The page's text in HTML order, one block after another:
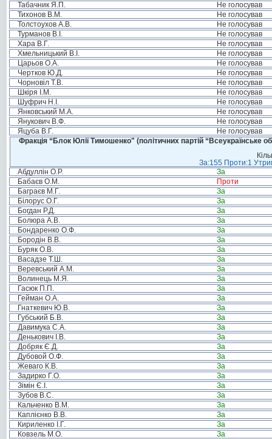
Табачник Я.П.
Не голосував
Тихонов В.М.
Не голосував
Толстоухов А.В.
Не голосував
Турманов В.І.
Не голосував
Хара В.Г.
Не голосував
Хмельницький В.І.
Не голосував
Царьов О.А.
Не голосував
Чертков Ю.Д.
Не голосував
Чорновіл Т.В.
Не голосував
Шкіря І.М.
Не голосував
Шуфрич Н.І.
Не голосував
Янковський М.А.
Не голосував
Янукович В.Ф.
Не голосував
Яцуба В.Г.
Не голосував
Фракція “Блок Юлії Тимошенко" (політичних партій “Всеукраїнське
За:155 Проти:1
Абдуллін О.Р.
За
Бабаєв О.М.
Проти
Баграєв М.Г.
За
Білорус О.Г.
За
Богдан Р.Д.
За
Болюра А.В.
За
Бондаренко О.Ф.
За
Бородін В.В.
За
Буряк О.В.
За
Васадзе Т.Ш.
За
Веревський А.М.
За
Волинець М.Я.
За
Гасюк П.П.
За
Гейман О.А.
За
Гнаткевич Ю.В.
За
Губський Б.В.
За
Давимука С.А.
За
Денькович І.В.
За
Добряк Є.Д.
За
Дубовой О.Ф.
За
Жеваго К.В.
За
Задирко Г.О.
За
Зімін Є.І.
За
Зубов В.С.
За
Кальченко В.М.
За
Каплієнко В.В.
За
Кириленко І.Г.
За
Ковзель М.О.
За